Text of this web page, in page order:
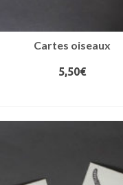
Cartes oiseaux
5,50€